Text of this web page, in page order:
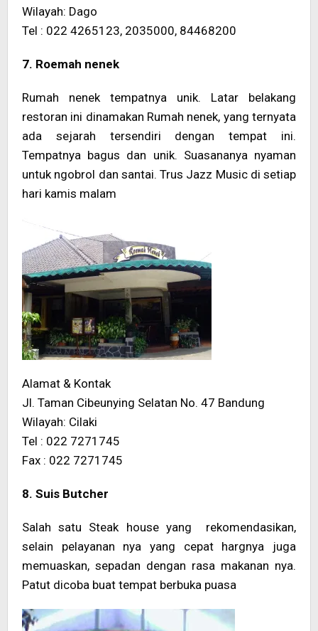
Wilayah: Dago
Tel : 022 4265123, 2035000, 84468200
7. Roemah nenek
Rumah nenek tempatnya unik. Latar belakang
restoran ini dinamakan Rumah nenek, yang ternyata
ada sejarah tersendiri dengan tempat ini.
Tempatnya bagus dan unik. Suasananya nyaman
untuk ngobrol dan santai. Trus Jazz Music di setiap
hari kamis malam
Alamat & Kontak
Jl. Taman Cibeunying Selatan No. 47 Bandung
Wilayah: Cilaki
Tel : 022 7271745
Fax : 022 7271745
8. Suis Butcher
Salah satu Steak house yang rekomendasikan,
selain pelayanan nya yang cepat hargnya juga
memuaskan, sepadan dengan rasa makanan nya.
Patut dicoba buat tempat berbuka puasa